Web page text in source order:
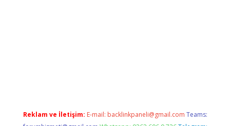
Reklam ve İletişim: E-mail: backlinkpaneli@gmail.com Teams: